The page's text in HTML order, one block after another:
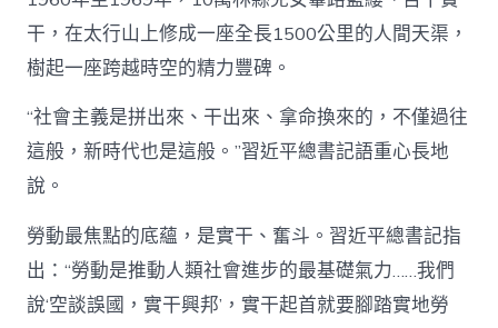
干，在太行山上修成一座全長1500公里的人間天渠，
樹起一座跨越時空的精力豐碑。
“社會主義是拼出來、干出來、拿命換來的，不僅過往
這般，新時代也是這般。”習近平總書記語重心長地
說。
勞動最焦點的底蘊，是實干、奮斗。習近平總書記指
出：“勞動是推動人類社會進步的最基礎氣力……我們
說‘空談誤國，實干興邦’，實干起首就要腳踏實地勞